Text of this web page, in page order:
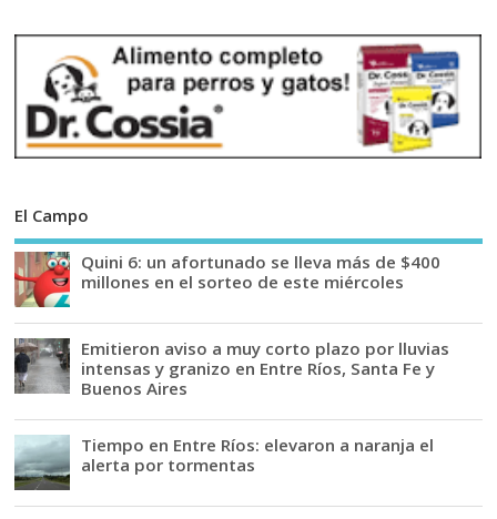
El Campo
Quini 6: un afortunado se lleva más de $400
millones en el sorteo de este miércoles
Emitieron aviso a muy corto plazo por lluvias
intensas y granizo en Entre Ríos, Santa Fe y
Buenos Aires
Tiempo en Entre Ríos: elevaron a naranja el
alerta por tormentas